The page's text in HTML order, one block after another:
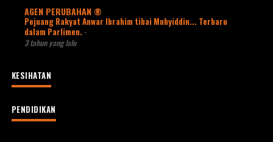
AGEN PERUBAHAN ®
Pejuang Rakyat Anwar Ibrahim tibai Muhyiddin... Terbaru
dalam Parlimen. -
3 tahun yang lalu
KESIHATAN
PENDIDIKAN